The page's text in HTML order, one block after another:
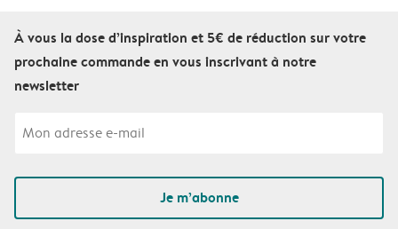
À vous la dose d’inspiration et 5€ de réduction sur votre
prochaine commande en vous inscrivant à notre
newsletter
Je m’abonne